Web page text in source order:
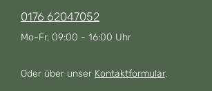
0176 62047052
Mo-Fr, 09:00 - 16:00 Uhr
Oder über unser Kontaktformular.